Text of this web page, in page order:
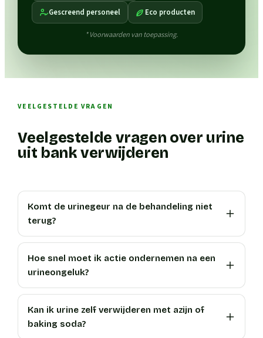
Gescreend personeel Eco producten
* Voorwaarden van toepassing.
VEELGESTELDE VRAGEN
Veelgestelde vragen over urine
uit bank verwijderen
Komt de urinegeur na de behandeling niet
terug?
Hoe snel moet ik actie ondernemen na een
urineongeluk?
Kan ik urine zelf verwijderen met azijn of
baking soda?